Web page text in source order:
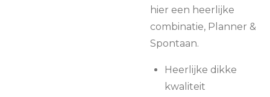
hier een heerlijke
combinatie, Planner &
Spontaan.
Heerlijke dikke
kwaliteit